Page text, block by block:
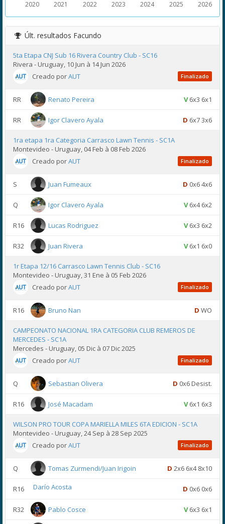
2020 2021 2022 2023 2024 2025 2026
Últ. resultados Facundo
5ta Etapa CNJ Sub 16 Rivera Country Club - SC16
Rivera - Uruguay, 10 Jun à 14 Jun 2026
Creado porAUT Finalizado
RR Renato Pereira V6x3 6x1
RR Igor Clavero Ayala D 6x7 3x6
1ra etapa 1ra Categoria Carrasco Lawn Tennis - SC1A
Montevideo - Uruguay, 04 Feb à 08 Feb 2026
Creado porAUT Finalizado
S Juan Fumeaux D 0x6 4x6
Q Igor Clavero Ayala V6x4 6x2
R16 Lucas Rodriguez V6x3 6x2
R32 Juan Rivera V6x1 6x0
1r Etapa 12/16 Carrasco Lawn Tennis Club - SC16
Montevideo - Uruguay, 31 Ene à 05 Feb 2026
Creado porAUT Finalizado
R16 Bruno Nan D WO
CAMPEONATO NACIONAL 1RA CATEGORIA CLUB REMEROS DE
MERCEDES - SC1A
Mercedes - Uruguay, 05 Dic à 07 Dic 2025
Creado porAUT Finalizado
Q Sebastian Olivera D 0x6 Desist.
R16 José Macadam V6x1 6x3
WILSON PRO TOUR COPA MARIELLA MILES 6TA EDICION - SC1A
Montevideo - Uruguay, 24 Sep à 28 Sep 2025
Creado porAUT Finalizado
Q Tomas Zurmendi/Juan Irigoin D 2x6 6x4 8x10
R16 Darío Acosta D 0x6 0x6
R32 Pablo Cosce V6x3 6x1